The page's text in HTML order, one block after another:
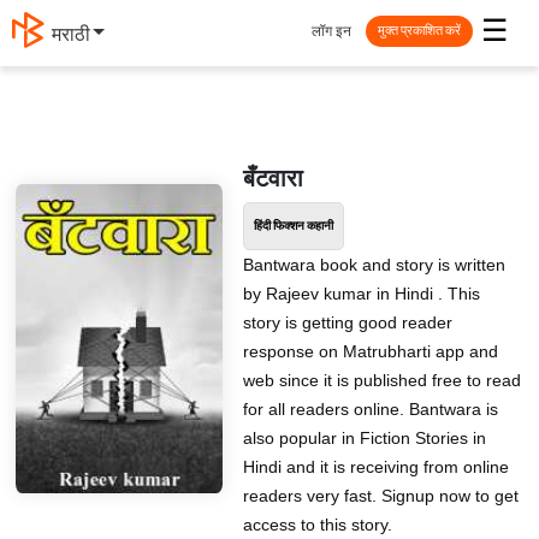
मराठी ☰
लॉग इन मुक्त प्रकाशित करें
बँटवारा
हिंदी फिक्शन कहानी
Bantwara book and story is written
by Rajeev kumar in Hindi . This
story is getting good reader
response on Matrubharti app and
web since it is published free to read
for all readers online. Bantwara is
also popular in Fiction Stories in
Hindi and it is receiving from online
readers very fast. Signup now to get
access to this story.